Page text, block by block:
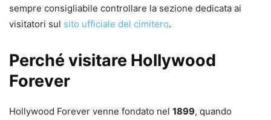
sempre consigliabile controllare la sezione dedicata ai
visitatori sul sito ufficiale del cimitero.
Perché visitare Hollywood
Forever
Hollywood Forever venne fondato nel 1899, quando